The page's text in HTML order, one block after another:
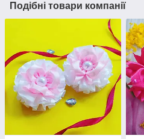
Подібні товари компанії